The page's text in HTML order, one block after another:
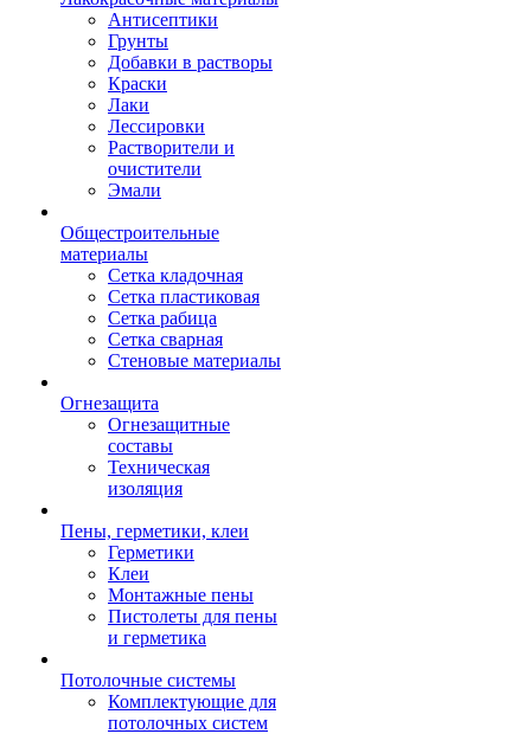
Антисептики
Грунты
Добавки в растворы
Краски
Лаки
Лессировки
Растворители и
очистители
Эмали
Общестроительные
материалы
Сетка кладочная
Сетка пластиковая
Сетка рабица
Сетка сварная
Стеновые материалы
Огнезащита
Огнезащитные
составы
Техническая
изоляция
Пены, герметики, клеи
Герметики
Клеи
Монтажные пены
Пистолеты для пены
и герметика
Потолочные системы
Комплектующие для
потолочных систем